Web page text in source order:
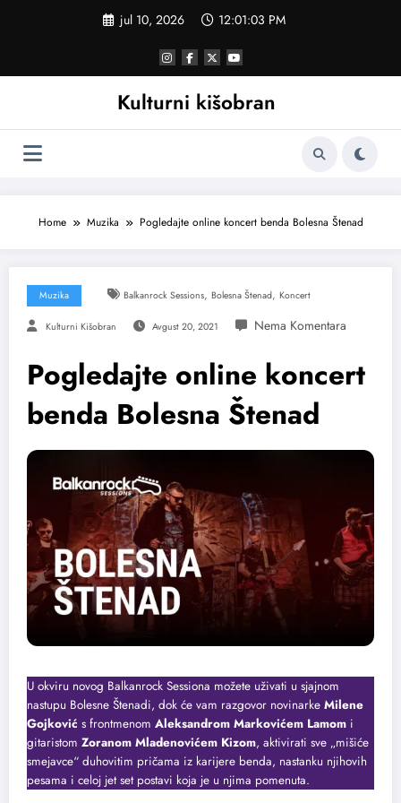
jul 10, 2026 12:01:04 PM
Kulturni kišobran
Home Muzika Pogledajte online koncert benda Bolesna Štenad
Muzika Balkanrock Sessions, Bolesna Štenad, Koncert
Kulturni Kišobran Avgust 20, 2021
Pogledajte online koncert
benda Bolesna Štenad
U okviru novog Balkanrock Sessiona možete uživati u sjajnom
nastupu Bolesne Štenadi, dok će vam razgovor novinarke Milene
Gojković s frontmenom Aleksandrom Markovićem Lamom i
gitaristom Zoranom Mladenovićem Kizom, aktivirati sve „mišiće
smejavce“ duhovitim pričama iz karijere benda, nastanku njihovih
pesama i celoj jet set postavi koja je u njima pomenuta.